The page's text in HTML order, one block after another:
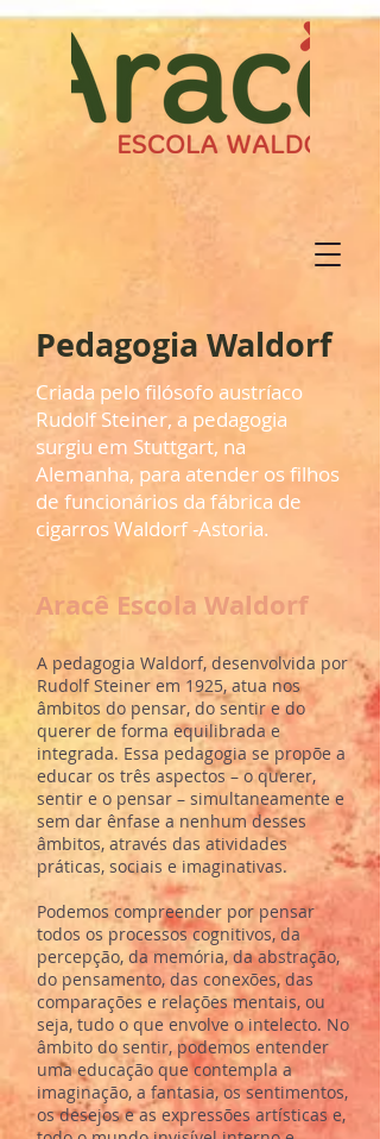
Pedagogia Waldorf
​Criada pelo filósofo austríaco
Rudolf Steiner, a pedagogia
surgiu em Stuttgart, na
Alemanha, para atender os filhos
de funcionários da fábrica de
cigarros Waldorf -Astoria.
Aracê Escola Waldorf
A pedagogia Waldorf, desenvolvida por
Rudolf Steiner em 1925, atua nos
âmbitos do pensar, do sentir e do
querer de forma equilibrada e
integrada. Essa pedagogia se propõe a
educar os três aspectos – o querer,
sentir e o pensar – simultaneamente e
sem dar ênfase a nenhum desses
âmbitos, através das atividades
práticas, sociais e imaginativas.
Podemos compreender por pensar
todos os processos cognitivos, da
percepção, da memória, da abstração,
do pensamento, das conexões, das
comparações e relações mentais, ou
seja, tudo o que envolve o intelecto. No
âmbito do sentir, podemos entender
uma educação que contempla a
imaginação, a fantasia, os sentimentos,
os desejos e as expressões artísticas e,